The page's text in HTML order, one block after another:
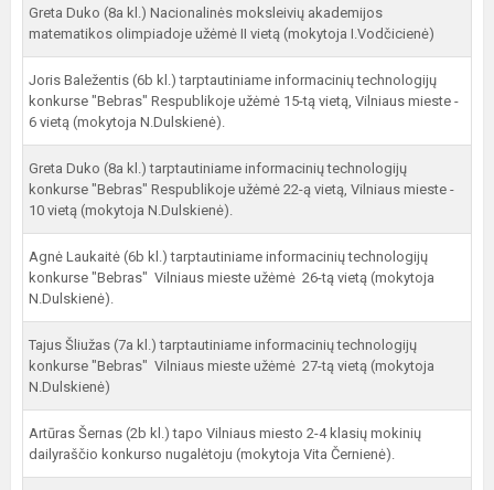
Greta Duko (8a kl.) Nacionalinės moksleivių akademijos
matematikos olimpiadoje užėmė II vietą (mokytoja I.Vodčicienė)
Joris Baležentis (6b kl.) tarptautiniame informacinių technologijų
konkurse "Bebras" Respublikoje užėmė 15-tą vietą, Vilniaus mieste -
6 vietą (mokytoja N.Dulskienė).
Greta Duko (8a kl.) tarptautiniame informacinių technologijų
konkurse "Bebras" Respublikoje užėmė 22-ą vietą, Vilniaus mieste -
10 vietą (mokytoja N.Dulskienė).
Agnė Laukaitė (6b kl.) tarptautiniame informacinių technologijų
konkurse "Bebras" Vilniaus mieste užėmė 26-tą vietą (mokytoja
N.Dulskienė).
Tajus Šliužas (7a kl.) tarptautiniame informacinių technologijų
konkurse "Bebras" Vilniaus mieste užėmė 27-tą vietą (mokytoja
N.Dulskienė)
Artūras Šernas (2b kl.) tapo Vilniaus miesto 2-4 klasių mokinių
dailyraščio konkurso nugalėtoju (mokytoja Vita Černienė).